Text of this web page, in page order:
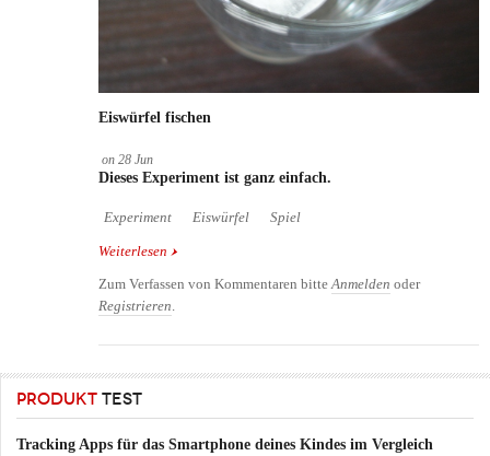
Eiswürfel fischen
on 28 Jun
Dieses Experiment ist ganz einfach.
Experiment Eiswürfel Spiel
Weiterlesen über Eiswürfel fischen
Zum Verfassen von Kommentaren bitteAnmelden oder
Registrieren.
PRODUKT TEST
Tracking Apps für das Smartphone deines Kindes im Vergleich